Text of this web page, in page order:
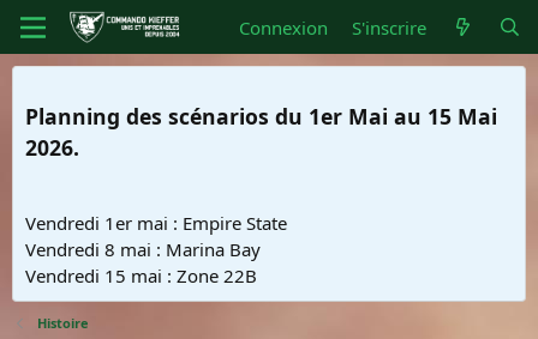
Connexion S'inscrire
Planning des scénarios du 1er Mai au 15 Mai
2026.
Vendredi 1er mai : Empire State
Vendredi 8 mai : Marina Bay
Vendredi 15 mai : Zone 22B
Histoire